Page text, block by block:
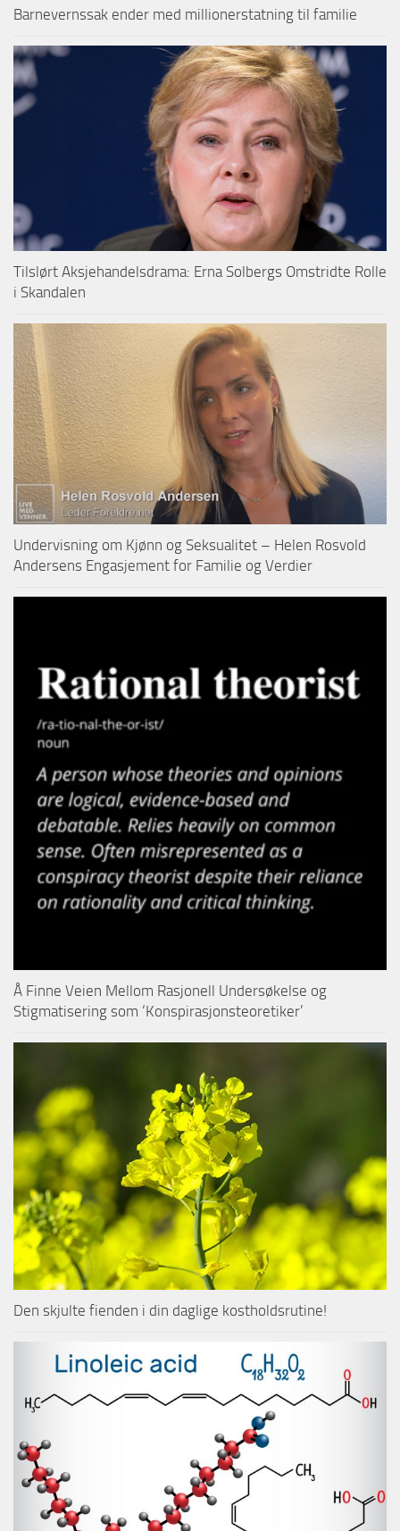
Barnevernssak ender med millionerstatning til familie
Tilslørt Aksjehandelsdrama: Erna Solbergs Omstridte Rolle
i Skandalen
Undervisning om Kjønn og Seksualitet – Helen Rosvold
Andersens Engasjement for Familie og Verdier
Å Finne Veien Mellom Rasjonell Undersøkelse og
Stigmatisering som ‘Konspirasjonsteoretiker’
Den skjulte fienden i din daglige kostholdsrutine!